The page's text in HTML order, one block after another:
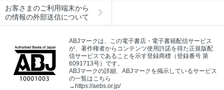
お客さまのご利用端末から
の情報の外部送信について
ABJマークは、この電子書店・電子書籍配信サービス
が、著作権者からコンテンツ使用許諾を得た正規版配
信サービスであることを示す登録商標（登録番号 第
6091713号）です。
ABJマークの詳細、ABJマークを掲示しているサービス
の一覧はこちら
→https://aebs.or.jp/